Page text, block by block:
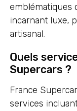
emblématiques
incarnant luxe,
artisanal.
Quels
Supercars ?
France
services